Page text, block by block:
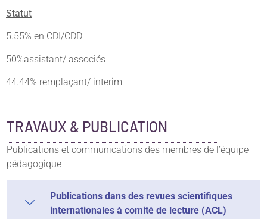
Statut
5.55% en CDI/CDD
50%assistant/ associés
44.44% remplaçant/ interim
TRAVAUX & PUBLICATION
Publications et communications des membres de l’équipe
pédagogique
Publications dans des revues scientifiques
internationales à comité de lecture (ACL)